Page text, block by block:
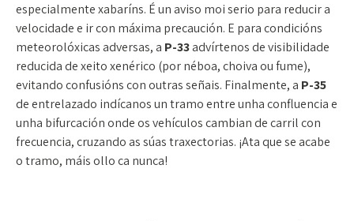
especialmente xabaríns. É un aviso moi serio para reducir a
velocidade e ir con máxima precaución. E para condicións
meteorolóxicas adversas, a P-33advírtenos de visibilidade
reducida de xeito xenérico (por néboa, choiva ou fume),
evitando confusións con outras señais. Finalmente, a P-35
de entrelazado indícanos un tramo entre unha confluencia e
unha bifurcación onde os vehículos cambian de carril con
frecuencia, cruzando as súas traxectorias. ¡Ata que se acabe
o tramo, máis ollo ca nunca!